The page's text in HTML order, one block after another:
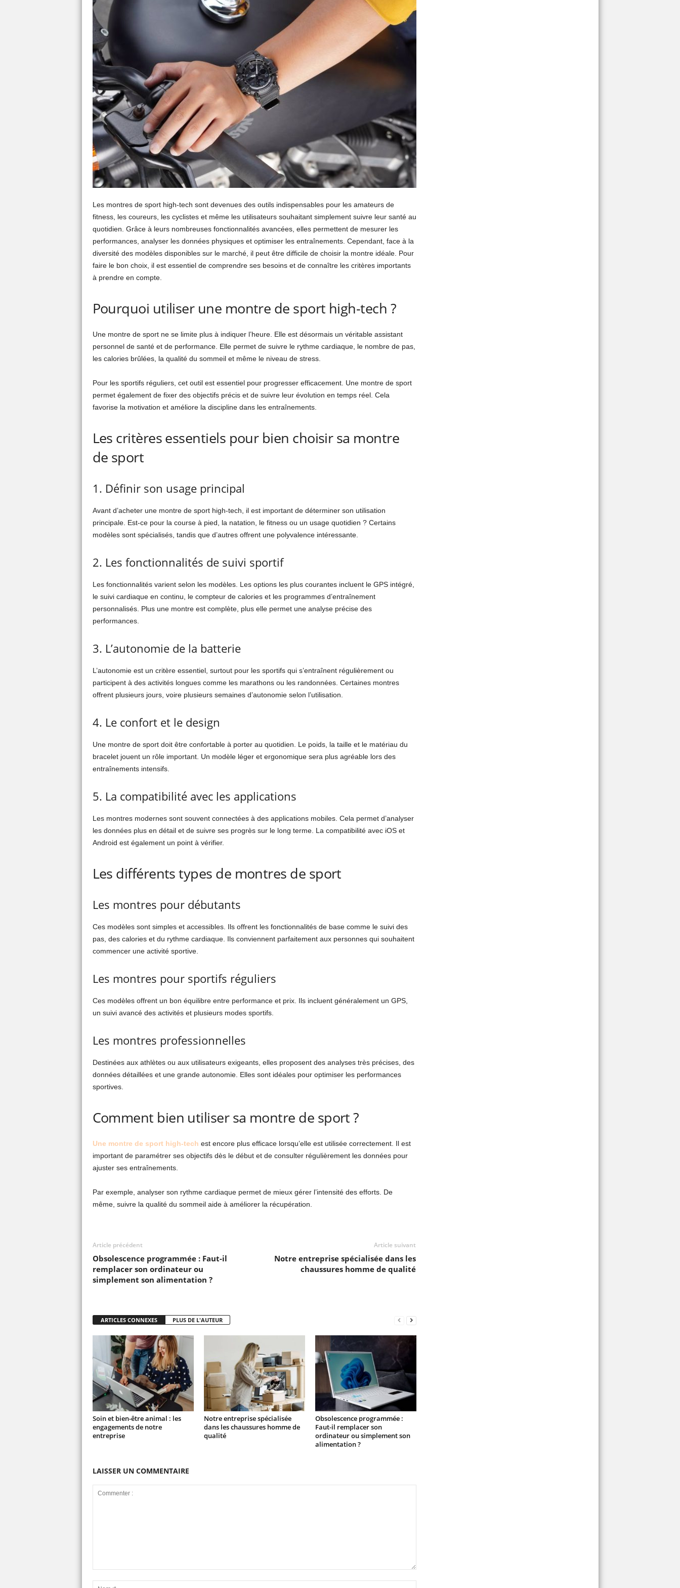
Les montres de sport high-tech sont devenues des outils indispensables pour les amateurs de
fitness, les coureurs, les cyclistes et même les utilisateurs souhaitant simplement suivre leur santé au
quotidien. Grâce à leurs nombreuses fonctionnalités avancées, elles permettent de mesurer les
performances, analyser les données physiques et optimiser les entraînements. Cependant, face à la
diversité des modèles disponibles sur le marché, il peut être difficile de choisir la montre idéale. Pour
faire le bon choix, il est essentiel de comprendre ses besoins et de connaître les critères importants
à prendre en compte.
Pourquoi utiliser une montre de sport high-tech ?
Une montre de sport ne se limite plus à indiquer l’heure. Elle est désormais un véritable assistant
personnel de santé et de performance. Elle permet de suivre le rythme cardiaque, le nombre de pas,
les calories brûlées, la qualité du sommeil et même le niveau de stress.
Pour les sportifs réguliers, cet outil est essentiel pour progresser efficacement. Une montre de sport
permet également de fixer des objectifs précis et de suivre leur évolution en temps réel. Cela
favorise la motivation et améliore la discipline dans les entraînements.
Les critères essentiels pour bien choisir sa montre
de sport
1. Définir son usage principal
Avant d’acheter une montre de sport high-tech, il est important de déterminer son utilisation
principale. Est-ce pour la course à pied, la natation, le fitness ou un usage quotidien ? Certains
modèles sont spécialisés, tandis que d’autres offrent une polyvalence intéressante.
2. Les fonctionnalités de suivi sportif
Les fonctionnalités varient selon les modèles. Les options les plus courantes incluent le GPS intégré,
le suivi cardiaque en continu, le compteur de calories et les programmes d’entraînement
personnalisés. Plus une montre est complète, plus elle permet une analyse précise des
performances.
3. L’autonomie de la batterie
L’autonomie est un critère essentiel, surtout pour les sportifs qui s’entraînent régulièrement ou
participent à des activités longues comme les marathons ou les randonnées. Certaines montres
offrent plusieurs jours, voire plusieurs semaines d’autonomie selon l’utilisation.
4. Le confort et le design
Une montre de sport doit être confortable à porter au quotidien. Le poids, la taille et le matériau du
bracelet jouent un rôle important. Un modèle léger et ergonomique sera plus agréable lors des
entraînements intensifs.
5. La compatibilité avec les applications
Les montres modernes sont souvent connectées à des applications mobiles. Cela permet d’analyser
les données plus en détail et de suivre ses progrès sur le long terme. La compatibilité avec iOS et
Android est également un point à vérifier.
Les différents types de montres de sport
Les montres pour débutants
Ces modèles sont simples et accessibles. Ils offrent les fonctionnalités de base comme le suivi des
pas, des calories et du rythme cardiaque. Ils conviennent parfaitement aux personnes qui souhaitent
commencer une activité sportive.
Les montres pour sportifs réguliers
Ces modèles offrent un bon équilibre entre performance et prix. Ils incluent généralement un GPS,
un suivi avancé des activités et plusieurs modes sportifs.
Les montres professionnelles
Destinées aux athlètes ou aux utilisateurs exigeants, elles proposent des analyses très précises, des
données détaillées et une grande autonomie. Elles sont idéales pour optimiser les performances
sportives.
Comment bien utiliser sa montre de sport ?
Une montre de sport high-tech est encore plus efficace lorsqu’elle est utilisée correctement. Il est
important de paramétrer ses objectifs dès le début et de consulter régulièrement les données pour
ajuster ses entraînements.
Par exemple, analyser son rythme cardiaque permet de mieux gérer l’intensité des efforts. De
même, suivre la qualité du sommeil aide à améliorer la récupération.
Article précédent
Obsolescence programmée : Faut-il
remplacer son ordinateur ou
simplement son alimentation ?
Article suivant
Notre entreprise spécialisée dans les
chaussures homme de qualité
ARTICLES CONNEXES PLUS DE L'AUTEUR
Soin et bien-être animal : les
engagements de notre
entreprise
Notre entreprise spécialisée
dans les chaussures homme de
qualité
Obsolescence programmée :
Faut-il remplacer son
ordinateur ou simplement son
alimentation ?
LAISSER UN COMMENTAIRE